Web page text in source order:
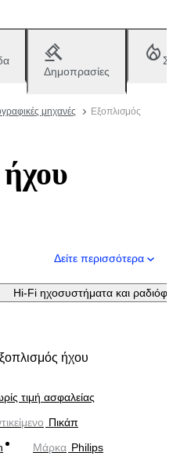
Δημοπρασίες
μηχανές
Εξοπλισμός
Δείτε περισσότερα
Hi-Fi ηχοσυστήματα και
ήχου
τιμή ασφαλείας
Πικάπ
Μάρκα Philips